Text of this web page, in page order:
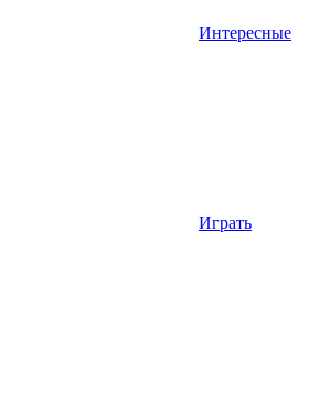
Интересные
Играть